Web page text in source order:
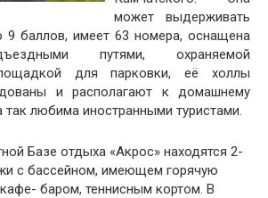
может выдерживать
9 баллов, имеет 63 номера, оснащена
путями, охраняемой
для парковки, её холлы
и располагают к домашнему
так любима иностранными туристами.
Базе отдыха «Акрос» находятся 2-
с бассейном, имеющем горячую
баром, теннисным кортом. В